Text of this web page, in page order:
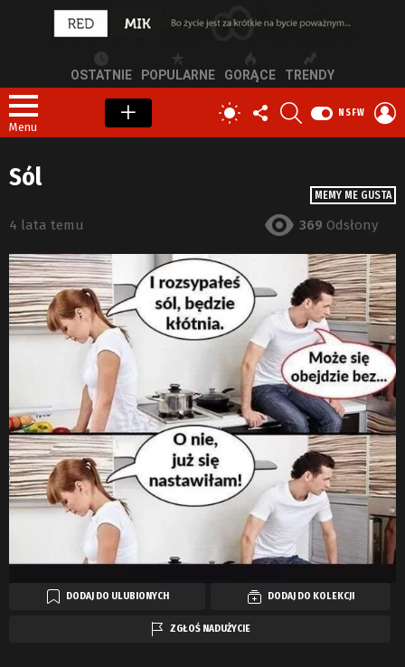
OSTATNIE POPULARNE GORĄCE TRENDY
Menu
PRZEŁĄCZ
SKÓRKĘ
OBSERWUJ
NAS
NSFW
MEMY ME GUSTA
Sól
4 lata temu 369 Odsłony
DODAJ DO ULUBIONYCH DODAJ DO KOLEKCJI
ZGŁOŚ NADUŻYCIE